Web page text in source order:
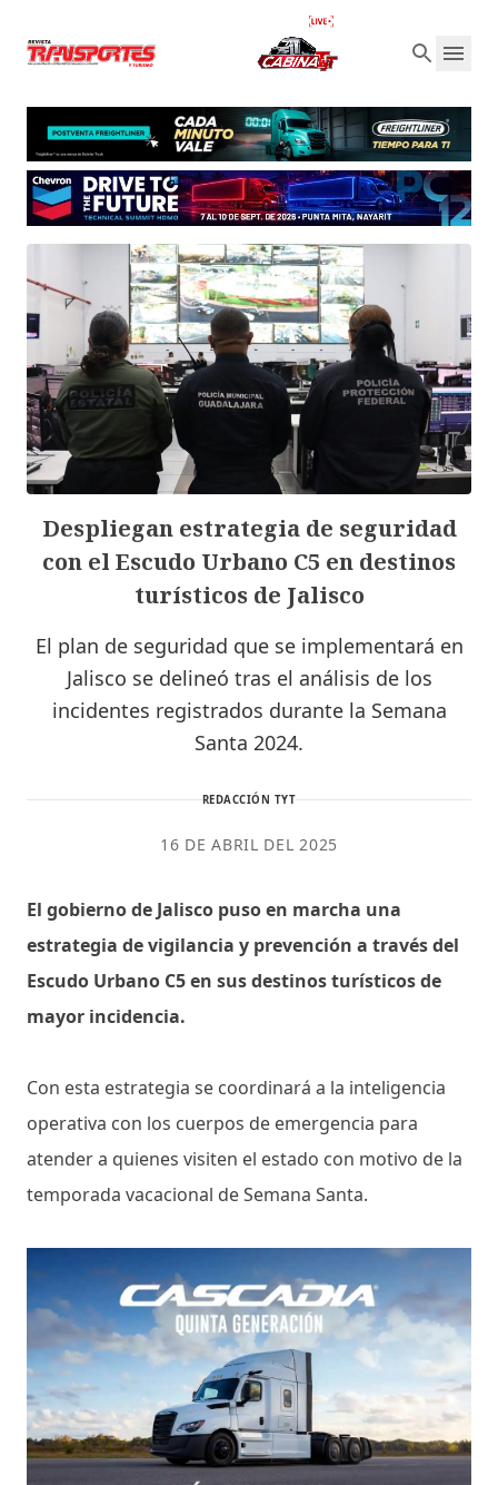
Despliegan estrategia de seguridad
con el Escudo Urbano C5 en destinos
turísticos de Jalisco
El plan de seguridad que se implementará en
Jalisco se delineó tras el análisis de los
incidentes registrados durante la Semana
Santa 2024.
REDACCIÓN TYT
16 DE ABRIL DEL 2025
El gobierno de Jalisco puso en marcha una
estrategia de vigilancia y prevención a través del
Escudo Urbano C5 en sus destinos turísticos de
mayor incidencia.
Con esta estrategia se coordinará a la inteligencia
operativa con los cuerpos de emergencia para
atender a quienes visiten el estado con motivo de la
temporada vacacional de Semana Santa.